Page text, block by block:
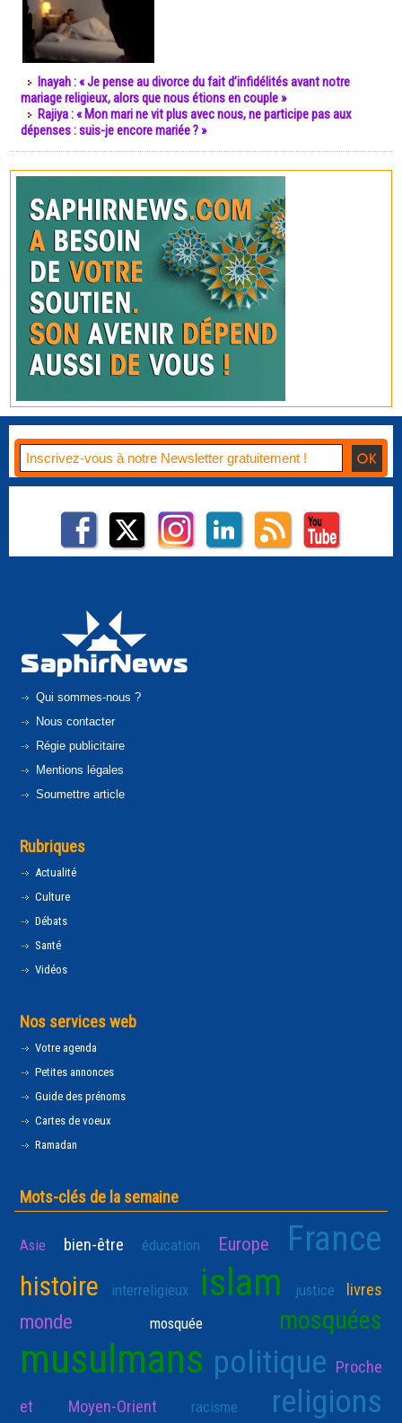
Inayah : « Je pense au divorce du fait d’infidélités avant notre
mariage religieux, alors que nous étions en couple »
Rajiya : « Mon mari ne vit plus avec nous, ne participe pas aux
dépenses : suis-je encore mariée ? »
Qui sommes-nous ?
Nous contacter
Régie publicitaire
Mentions légales
Soumettre article
Rubriques
Actualité
Culture
Débats
Santé
Vidéos
Nos services web
Votre agenda
Petites annonces
Guide des prénoms
Cartes de voeux
Ramadan
Mots-clés de la semaine
Asie bien-être éducation Europe France
histoire interreligieux islam justice livres
monde mosquée mosquées
musulmans politique Proche
et Moyen-Orient
racisme religions